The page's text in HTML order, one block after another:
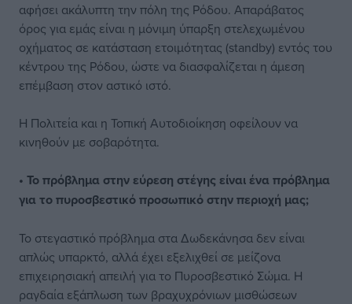
αφήσει ακάλυπτη την πόλη της Ρόδου. Απαράβατος
όρος για εμάς είναι η μόνιμη ύπαρξη στελεχωμένου
οχήματος σε κατάσταση ετοιμότητας (standby) εντός του
κέντρου της Ρόδου, ώστε να διασφαλίζεται η άμεση
επέμβαση στον αστικό ιστό.
Η Πολιτεία και η Τοπική Αυτοδιοίκηση οφείλουν να
κινηθούν με σοβαρότητα.
• Το πρόβλημα στην εύρεση στέγης είναι ένα πρόβλημα
για το πυροσβεστικό προσωπικό στην περιοχή μας;
Το στεγαστικό πρόβλημα στα Δωδεκάνησα δεν είναι
απλώς υπαρκτό, αλλά έχει εξελιχθεί σε μείζονα
επιχειρησιακή απειλή για το Πυροσβεστικό Σώμα. Η
ραγδαία εξάπλωση των βραχυχρόνιων μισθώσεων